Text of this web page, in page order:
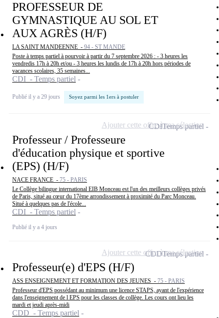
PROFESSEUR DE
GYMNASTIQUE AU SOL ET
AUX AGRÈS (H/F)
LA SAINT MANDEENNE - 94 - ST MANDE
Poste à temps partiel à pourvoir à partir du 7 septembre 2026 : - 3 heures les
vendredis 17h à 20h et/ou - 3 heures les lundis de 17h à 20h hors périodes de
vacances scolaires, 35 semaines...
CDI - Temps partiel
Publié il y a 29 jours Soyez parmi les 1ers à postuler
Professeur / Professeure
d'éducation physique et sportive
(EPS) (H/F)
NACE FRANCE - 75 - PARIS
Le Collège bilingue international EIB Monceau est l'un des meilleurs collèges privés
de Paris, situé au cœur du 17ème arrondissement à proximité du Parc Monceau.
Situé à quelques pas de l'école...
CDI - Temps partiel
Publié il y a 4 jours
CDITemps partiel
Ajouter cette offre à ma sélection
Professeur(e) d'EPS (H/F)
ASS ENSEIGNEMENT ET FORMATION DES JEUNES - 75 - PARIS
Professeur d'EPS possédant au minimum une licence STAPS, ayant de l'expérience
dans l'enseignement de l EPS pour les classes de collège. Les cours ont lieu les
mardi et jeudi après-midi
CDD - Temps partiel
CDDTemps partiel
Ajouter cette offre à ma sélection